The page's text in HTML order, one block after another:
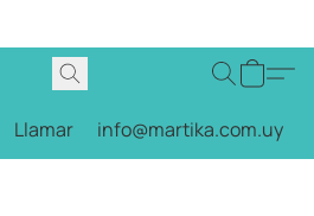
Llamar info@martika.com.uy